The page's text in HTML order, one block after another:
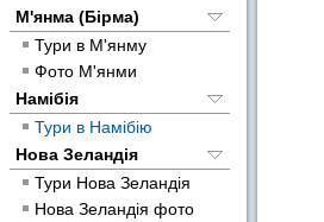
М'янма (Бірма)
Тури в М'янму
Фото М'янми
Намібія
Тури в Намібію
Нова Зеландія
Тури Нова Зеландія
Нова Зеландія фото